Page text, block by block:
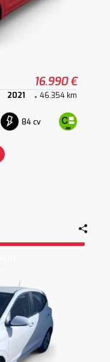
16.990 €
2021 46.354 km
84 cv